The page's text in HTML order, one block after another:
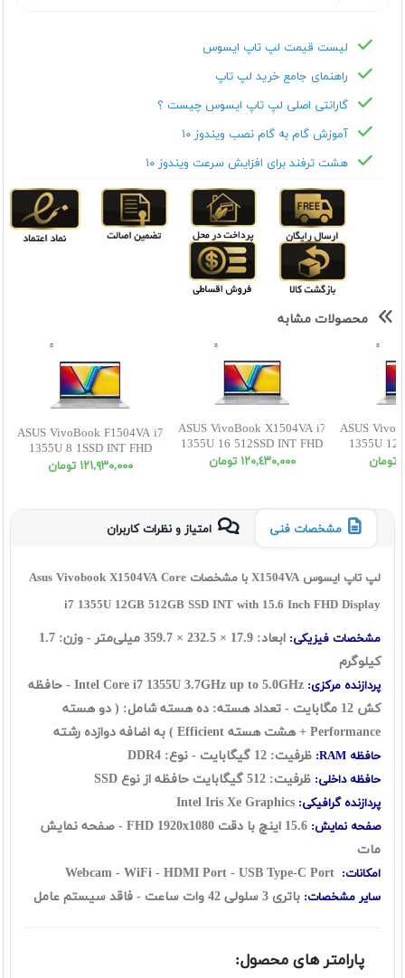
لیست قیمت لپ تاپ ایسوس
راهنمای جامع خرید لپ تاپ
گارانتی اصلی لپ تاپ ایسوس چیست ؟
آموزش گام به گام نصب ویندوز ۱۰
هشت ترفند برای افزایش سرعت ویندوز ۱۰
محصولات مشابه
ASUS VivoBook F1504VA i7
1355U 8 1SSD INT FHD
١٢١,٩٣٠,٠٠٠ تومان
ASUS VivoBook X1504VA i7
1355U 16 512SSD INT FHD
١٢٠,٤٣٠,٠٠٠ تومان
ASUS
1355U 12
مشخصات فنی امتیاز و نظرات کاربران
لپ تاپ ایسوس X1504VA با مشخصات Asus Vivobook X1504VA Core
i7 1355U 12GB 512GB SSD INT with 15.6 Inch FHD Display
مشخصات فیزیکی: ابعاد: 17.9
×
232.5
×
359.7
میلی‌متر - وزن: 1.7
کیلوگرم
پردازنده مرکزی:
Intel Core i7 1355U 3.7GHz up to 5.0GHz - حافظه
کش 12 مگابایت - تعداد هسته: ده هسته شامل: ( دو هسته
Performance + هشت هسته Efficient ) به اضافه دوازده رشته
حافظه RAM: ظرفیت: 12 گيگابايت - نوع: DDR4
حافظه داخلی: ظرفیت: 512 گیگابایت حافظه از نوع SSD
پردازنده گرافیکی:
صفحه نمایش:
15.6 اينچ با دقت FHD 1920x1080 - صفحه نمایش
مات
امکانات:
سایر مشخصات: باتری 3 سلولی 42 وات ساعت - فاقد سیستم عامل
پارامتر های محصول: